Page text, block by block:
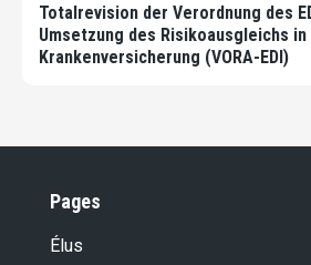
Totalrevision der Verordnung des
Umsetzung des Risikoausgleichs in
Krankenversicherung (VORA-EDI)
Pages
Élus